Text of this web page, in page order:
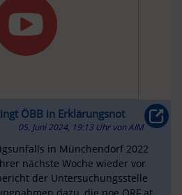
ÖBB in Erklärungsnot
05. Juni 2024, 19:13 Uhr vonAIM
in Münchendorf 2022
nächste Woche wieder vor
der Untersuchungsstelle